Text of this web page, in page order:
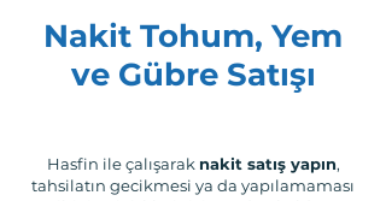
Nakit Tohum, Yem
ve Gübre Satışı
Hasfin ile çalışarak nakit satış yapın,
tahsilatın gecikmesi ya da yapılamaması